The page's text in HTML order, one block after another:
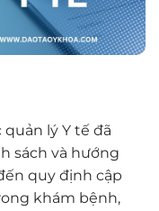
quản lý Y tế đã
sách và hướng
quy định cập
khám bệnh,